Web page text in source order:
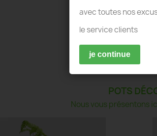
POTS
Nous vous présentons
avec toutes nos
le service clients
je continue